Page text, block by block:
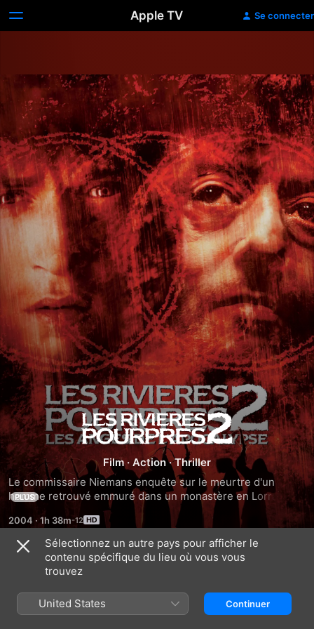
Apple TV Se connecter
Les
rivières
pourpres
2
:
Les
Film · Action ·Thriller
Le commissaire Niemans enquête sur le meurtre d'un
homme retrouvé emmuré dans un monastère en Lorraine.
Losqu'au même moment, le capitaine Reda vient au secours
d'un sosie du Christ agonisant au pied d'une église, on est
alors loin de penser que les deux affaires sont intimement
liées...
PLUS
2004 · 1h 38m
Bandes-annonces
Sélectionnez un autre pays pour afficher le
contenu spécifique du lieu où vous vous
trouvez
United States Continuer